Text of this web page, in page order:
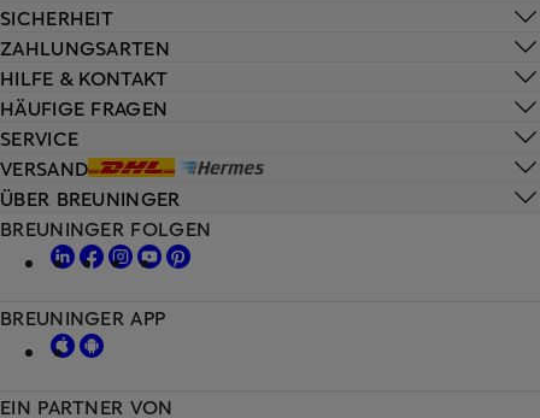
HILFE & KONTAKT
HÄUFIGE FRAGEN
SERVICE
VERSAND
SICHERHEIT
ZAHLUNGSARTEN
ÜBER BREUNINGER
EIN PARTNER VON
BREUNINGER FOLGEN
BREUNINGER APP